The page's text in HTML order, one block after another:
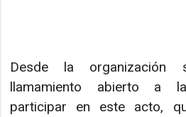
Desde la
llamamiento abierto a
participar en este acto,